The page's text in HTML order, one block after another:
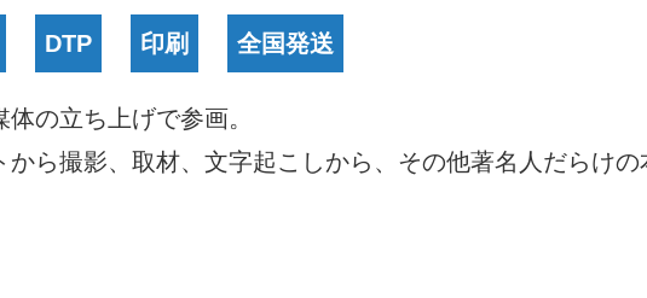
DTP 印刷 全国発送
の立ち上げで参画。
ら撮影、取材、文字起こしから、その他著名人だらけの